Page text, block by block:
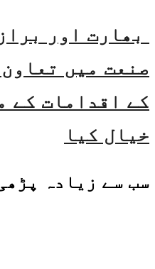
بھارت اور
صنعت میں
کے اقدامات کے
خیال کیا
سب سے زیادہ